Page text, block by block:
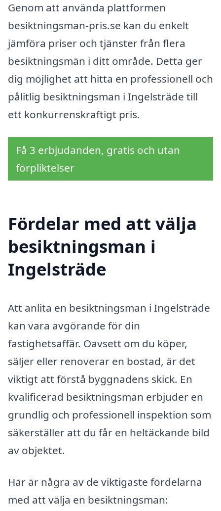
Genom att använda plattformen
besiktningsman-pris.se kan du enkelt
jämföra priser och tjänster från flera
besiktningsmän i ditt område. Detta ger
dig möjlighet att hitta en professionell och
pålitlig besiktningsman i Ingelsträde till
ett konkurrenskraftigt pris.
Få 3 erbjudanden, gratis och utan
förpliktelser
Fördelar med att välja
besiktningsman i
Ingelsträde
Att anlita en besiktningsman i Ingelsträde
kan vara avgörande för din
fastighetsaffär. Oavsett om du köper,
säljer eller renoverar en bostad, är det
viktigt att förstå byggnadens skick. En
kvalificerad besiktningsman erbjuder en
grundlig och professionell inspektion som
säkerställer att du får en heltäckande bild
av objektet.
Här är några av de viktigaste fördelarna
med att välja en besiktningsman: